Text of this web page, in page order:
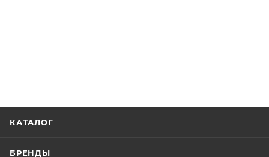
КАТАЛОГ
БРЕНДЫ